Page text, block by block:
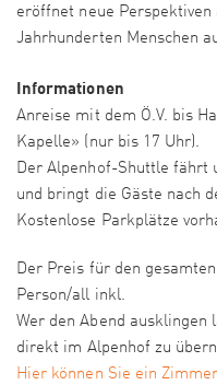
eröffnet neue
Jahrhunderten Menschen
Informationen
Anreise mit dem Ö.V. bis
Kapelle» (nur bis 17 Uhr).
Der Alpenhof-Shuttle fährt
und bringt die Gäste nach
Kostenlose Parkplätze
Der Preis für den
Person/all inkl.
Wer den Abend
direkt im Alpenhof zu
Hier können Sie ein